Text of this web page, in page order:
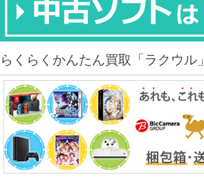
らくらくかんたん買取「ラクウル」